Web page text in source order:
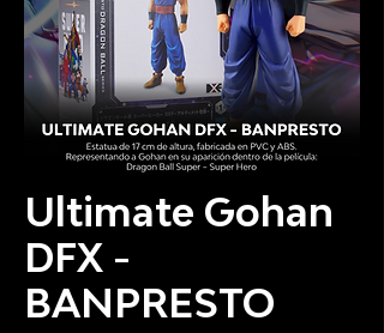
Ultimate Gohan
DFX -
BANPRESTO